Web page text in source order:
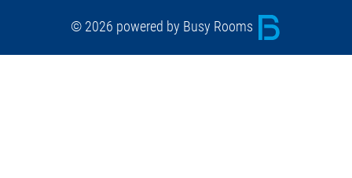
© 2026 powered by Busy Rooms